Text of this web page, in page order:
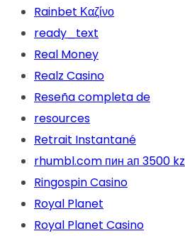
Rainbet Καζίνο
ready_text
Real Money
Realz Casino
Reseña completa de
resources
Retrait Instantané
rhumbl.com пин ап 3500 kz
Ringospin Casino
Royal Planet
Royal Planet Casino